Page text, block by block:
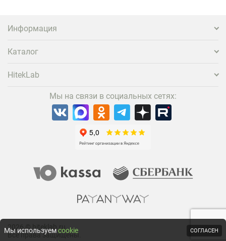
проектора.
Информация
Каталог
HitekLab
Мы на связи в социальных сетях:
2026 © hiteklab.ru
Все права защищены.
Мы используемcookie СОГЛАСЕН